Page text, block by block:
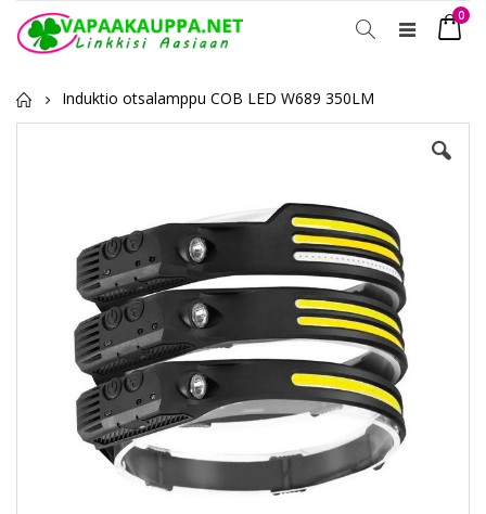
Toggle
0
Induktio otsalamppu COB LED W689 350LM